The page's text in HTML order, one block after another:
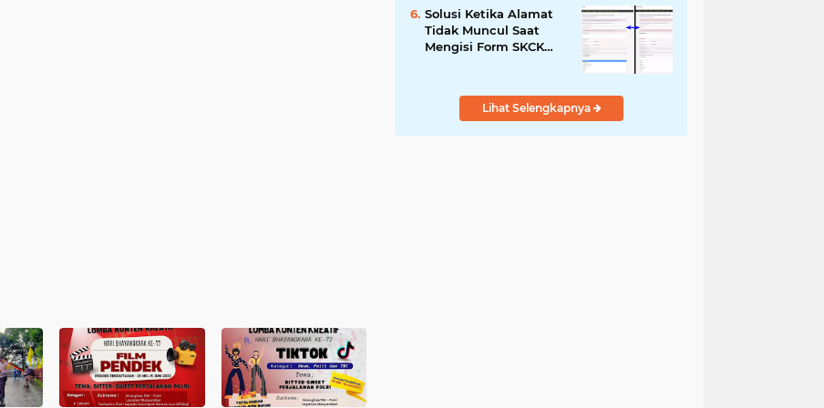
Solusi Ketika Alamat
Tidak Muncul Saat
Mengisi Form SKCK
Lihat Selengkapnya